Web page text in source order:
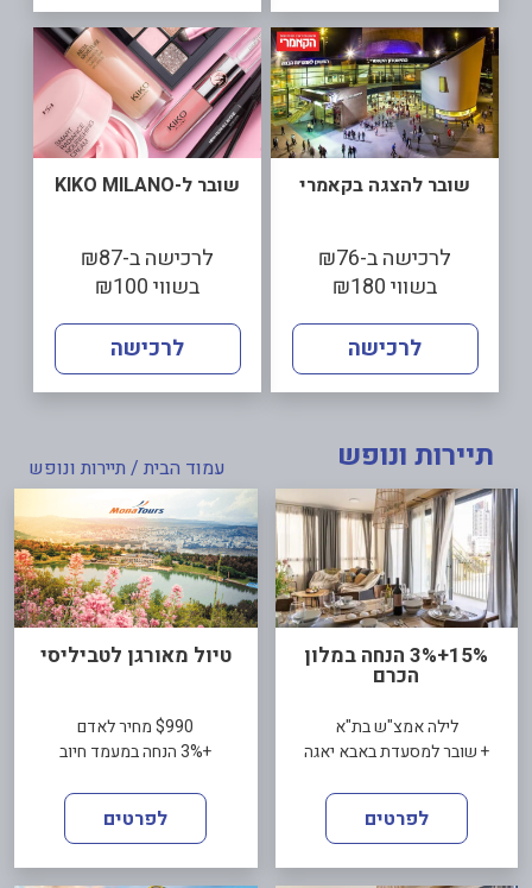
שובר להצגה בקאמרי
לרכישה ב-₪76
בשווי ₪180
לרכישה
שובר ל-KIKO MILANO
לרכישה ב-₪87
בשווי ₪100
לרכישה
עמוד הבית / תיירות ונופש תיירות ונופש
15%+3% הנחה במלון
הכרם
לילה אמצ"ש בת"א
+ שובר למסעדת באבא יאגה
לפרטים
טיול מאורגן לטביליסי
$990 מחיר לאדם
+3% הנחה במעמד חיוב
לפרטים